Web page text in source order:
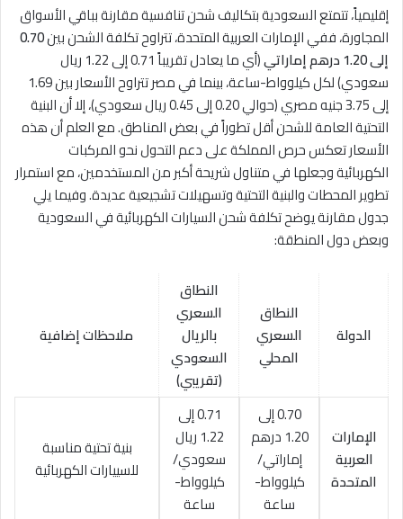
إقليمياً، تتمتع السعودية بتكاليف شحن تنافسية مقارنة بباقي الأسواق
المجاورة، ففي الإمارات العربية المتحدة، تتراوح تكلفة الشحن بين0.70
إلى 1.20 درهم إماراتي
(أي ما يعادل تقريباً 0.71 إلى 1.22 ريال
سعودي) لكل كيلوواط-ساعة، بينما في مصر تتراوح الأسعار بين 1.69
إلى 3.75 جنيه مصري (حوالي 0.20 إلى 0.45 ريال سعودي)، إلا أن البنية
التحتية العامة للشحن أقل تطوراً في بعض المناطق. مع العلم أن هذه
الأسعار تعكس حرص المملكة على دعم التحول نحو المركبات
الكهربائية وجعلها في متناول شريحة أكبر من المستخدمين، مع استمرار
تطوير المحطات والبنية التحتية وتسهيلات تشجيعية عديدة. وفيما يلي
جدول مقارنة يوضح تكلفة شحن السيارات الكهربائية في السعودية
وبعض دول المنطقة:
الدولة
النطاق
السعري
المحلي
النطاق
السعري
بالريال
السعودي
(تقريبي)
ملاحظات إضافية
الإمارات
العربية
المتحدة
0.70 إلى
1.20 درهم
إماراتي/
كيلوواط-
ساعة
0.71 إلى
1.22 ريال
سعودي/
كيلوواط-
ساعة
بنية تحتية مناسبة
للسييارات الكهربائية